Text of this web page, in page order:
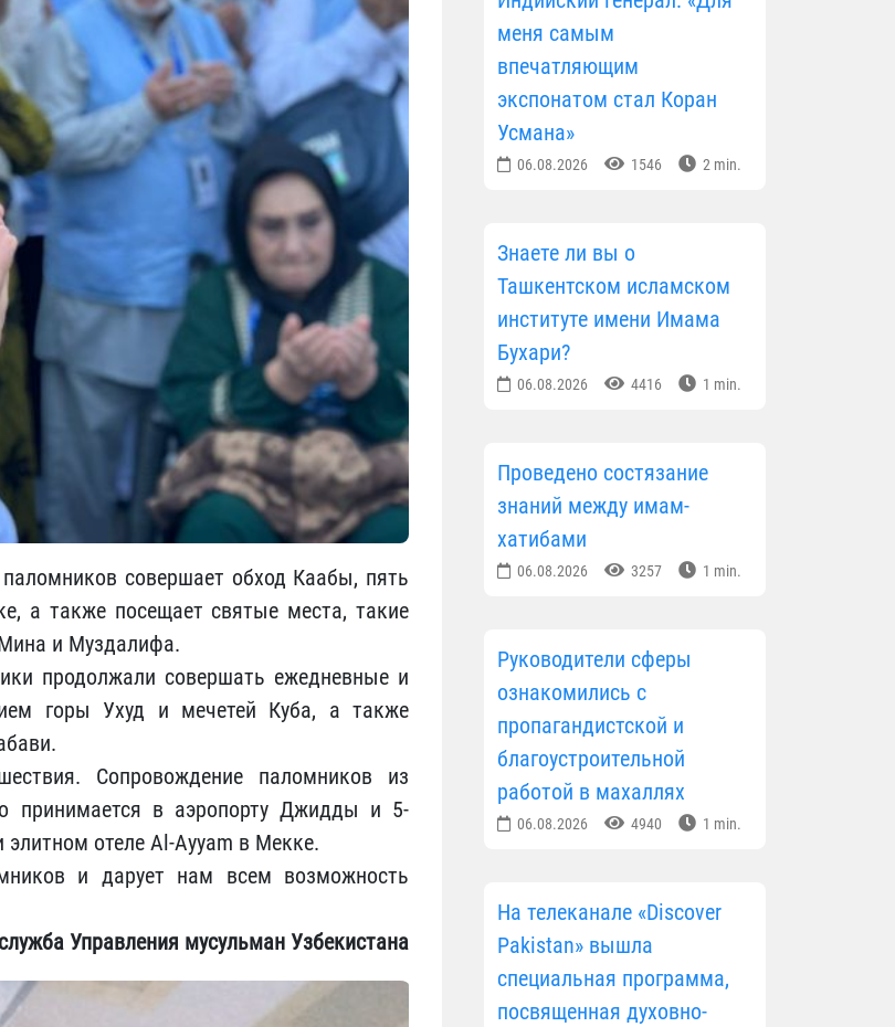
совершает обход Каабы, пять
а также посещает святые места, такие
и Муздалифа.
продолжали совершать ежедневные и
горы Ухуд и мечетей Куба, а также
Сопровождение паломников из
принимается в аэропорту Джидды и 5-
отеле Al-Ayyam в Мекке.
и дарует нам всем возможность
Управления мусульман Узбекистана
меня самым
впечатляющим
экспонатом стал Коран
Усмана»
06.08.2026 1546 2 min.
Знаете ли вы о
Ташкентском исламском
институте имени Имама
Бухари?
06.08.2026 4416 1 min.
Проведено состязание
знаний между имам-
хатибами
06.08.2026 3257 1 min.
Руководители сферы
ознакомились с
пропагандистской и
благоустроительной
работой в махаллях
06.08.2026 4940 1 min.
На телеканале «Discover
Pakistan» вышла
специальная программа,
посвященная духовно-